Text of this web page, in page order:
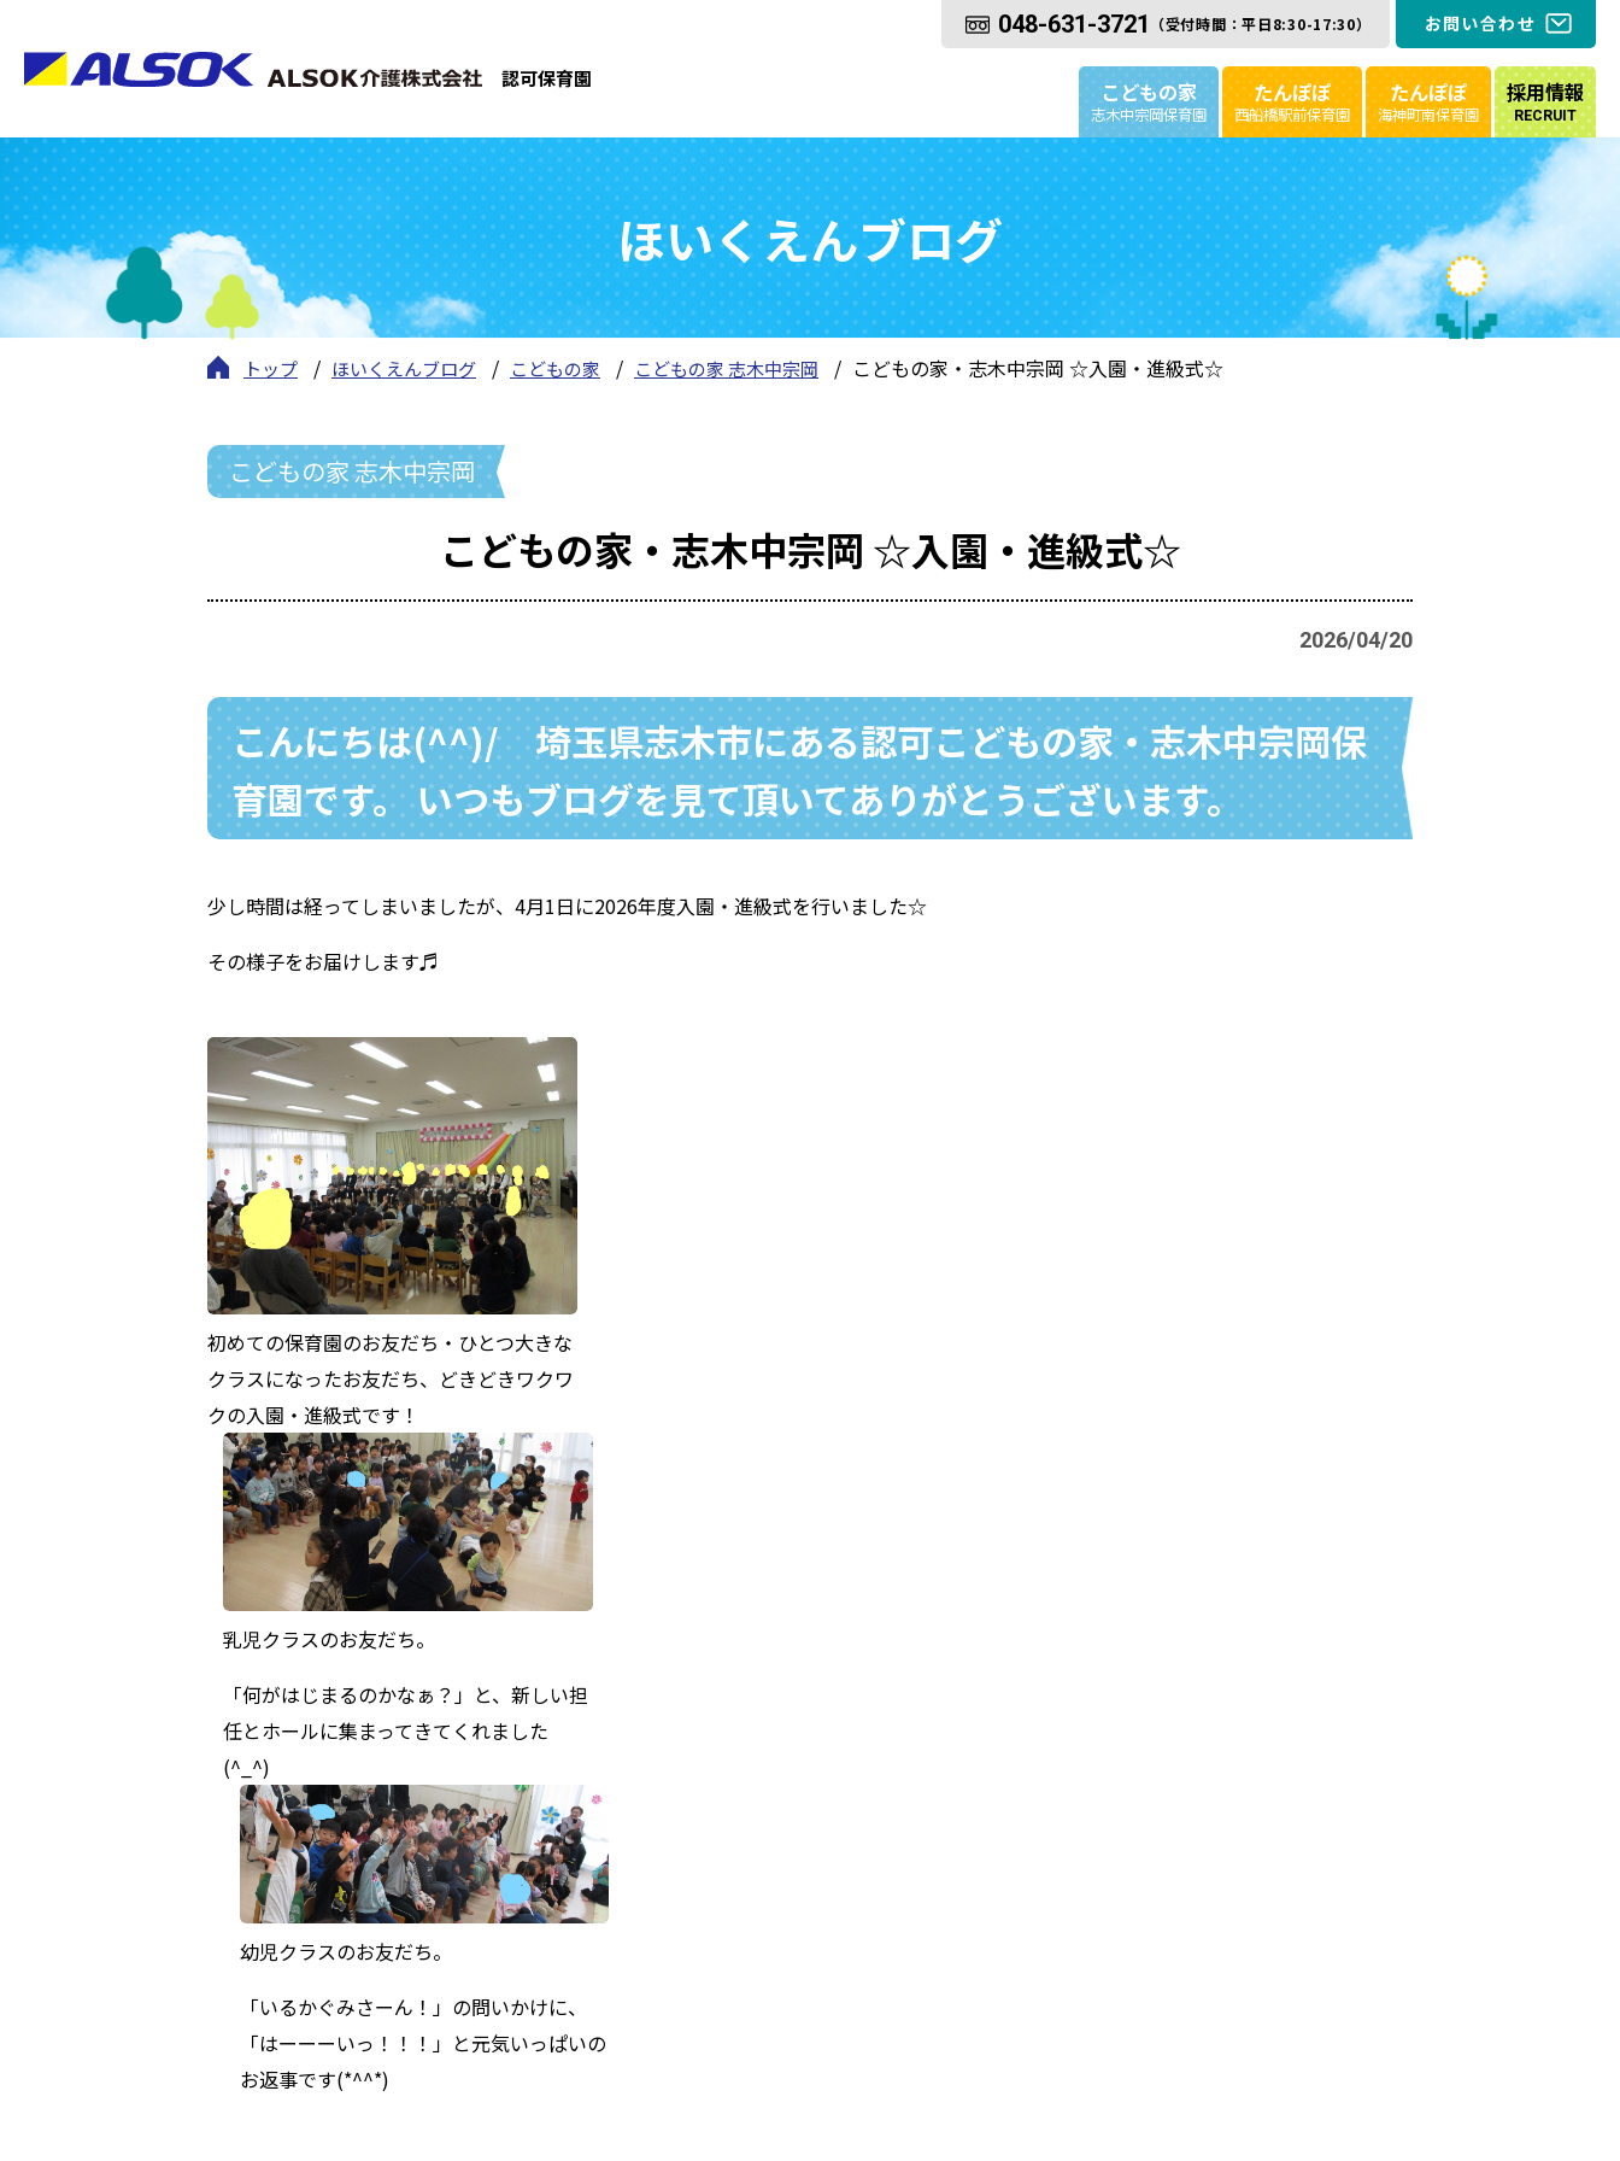
認可保育園
048-631-3721 （受付時間：平日8:30-17:30） お問い合わせ
こどもの家
志木中宗岡保育園
たんぽぽ
西船橋駅前保育園
たんぽぽ
海神町南保育園
採用情報
RECRUIT
ほいくえんブログ
トップ ほいくえんブログ こどもの家 こどもの家 志木中宗岡 こどもの家・志木中宗岡 ☆入園・進級式☆
こどもの家 志木中宗岡
こどもの家・志木中宗岡 ☆入園・進級式☆
2026/04/20
こんにちは(^^)/ 埼玉県志木市にある認可こどもの家・志木中宗岡保
育園です。 いつもブログを見て頂いてありがとうございます。
少し時間は経ってしまいましたが、4月1日に2026年度入園・進級式を行いました☆
その様子をお届けします♬
初めての保育園のお友だち・ひとつ大きな
クラスになったお友だち、どきどきワクワ
クの入園・進級式です！
乳児クラスのお友だち。
「何がはじまるのかなぁ？」と、新しい担
任とホールに集まってきてくれました
(^_^)
幼児クラスのお友だち。
「いるかぐみさーん！」の問いかけに、
「はーーーいっ！！！」と元気いっぱいの
お返事です(*^^*)